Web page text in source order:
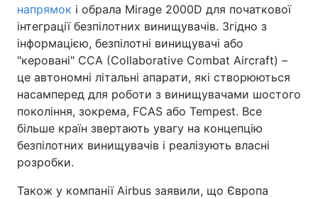
напрямок і обрала Mirage 2000D для початкової
інтеграції безпілотних винищувачів. Згідно з
інформацією, безпілотні винищувачі або
"керовані" CCA (Collaborative Combat Aircraft) –
це автономні літальні апарати, які створюються
насамперед для роботи з винищувачами шостого
покоління, зокрема, FCAS або Tempest. Все
більше країн звертають увагу на концепцію
безпілотних винищувачів і реалізують власні
розробки.
Також у компанії Airbus заявили, що Європа